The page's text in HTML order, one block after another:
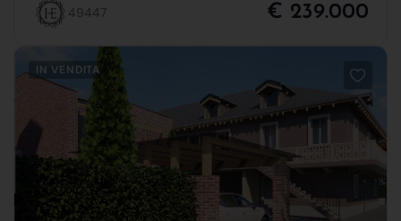
49447 € 239.000
IN VENDITA